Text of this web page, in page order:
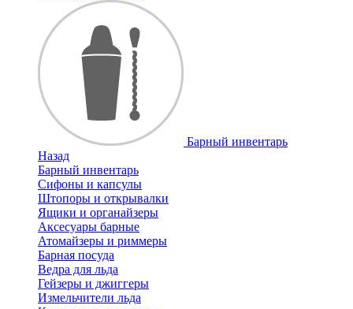
Барный инвентарь
Назад
Барный инвентарь
Сифоны и капсулы
Штопоры и открывалки
Ящики и органайзеры
Аксесуары барные
Атомайзеры и риммеры
Барная посуда
Ведра для льда
Гейзеры и джиггеры
Измельчители льда